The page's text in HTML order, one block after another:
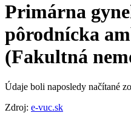
Primárna
pôrodnícka
(Fakultná
Údaje boli naposledy načítané
Zdroj: e-vuc.sk